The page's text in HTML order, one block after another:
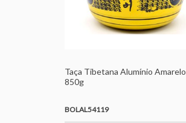
Taça Tibetana Alumínio Amarelo
850g
BOLAL54119